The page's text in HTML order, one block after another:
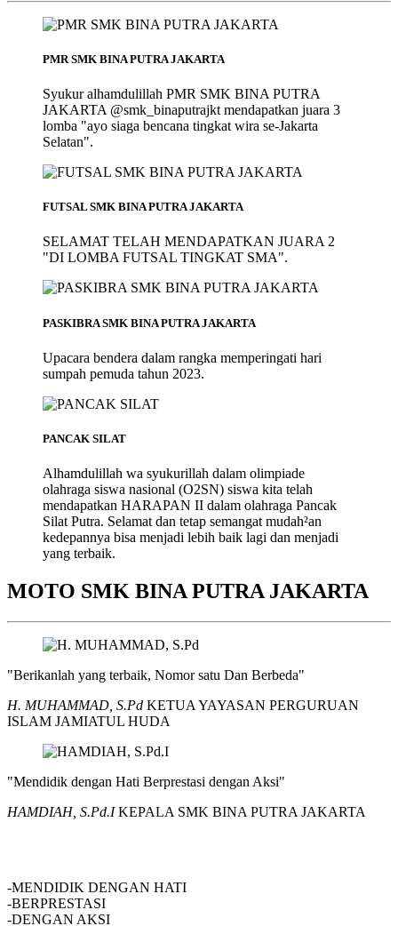
PMR SMK BINA PUTRA JAKARTA
Syukur alhamdulillah PMR SMK BINA PUTRA
JAKARTA @smk_binaputrajkt mendapatkan juara 3
lomba "ayo siaga bencana tingkat wira se-Jakarta
Selatan".
FUTSAL SMK BINA PUTRA JAKARTA
SELAMAT TELAH MENDAPATKAN JUARA 2
"DI LOMBA FUTSAL TINGKAT SMA".
PASKIBRA SMK BINA PUTRA JAKARTA
Upacara bendera dalam rangka memperingati hari
sumpah pemuda tahun 2023.
PANCAK SILAT
Alhamdulillah wa syukurillah dalam olimpiade
olahraga siswa nasional (O2SN) siswa kita telah
mendapatkan HARAPAN II dalam olahraga Pancak
Silat Putra. Selamat dan tetap semangat mudah²an
kedepannya bisa menjadi lebih baik lagi dan menjadi
yang terbaik.
MOTO SMK BINA PUTRA JAKARTA
"Berikanlah yang terbaik, Nomor satu Dan Berbeda"
H. MUHAMMAD, S.Pd KETUA YAYASAN PERGURUAN
ISLAM JAMIATUL HUDA
"Mendidik dengan Hati Berprestasi dengan Aksi"
HAMDIAH, S.Pd.IKEPALA SMK BINA PUTRA JAKARTA
-MENDIDIK DENGAN HATI
-BERPRESTASI
-DENGAN AKSI